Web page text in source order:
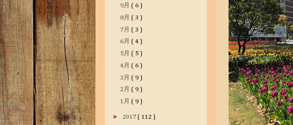
9月 ( 6 )
8月 ( 3 )
7月 ( 3 )
6月 ( 4 )
5月 ( 5 )
4月 ( 6 )
3月 ( 9 )
2月 ( 9 )
1月 ( 9 )
► 2017 ( 112 )